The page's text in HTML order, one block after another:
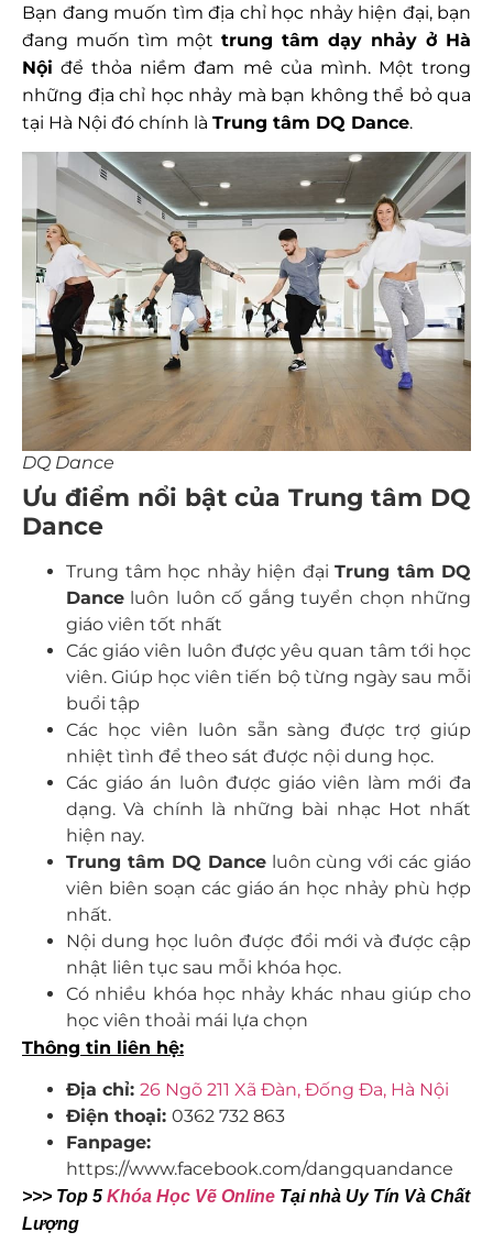
Bạn đang muốn tìm địa chỉ học nhảy hiện đại, bạn
đang muốn tìm một trung tâm dạy nhảy ở Hà
Nội để thỏa niềm đam mê của mình. Một trong
những địa chỉ học nhảy mà bạn không thể bỏ qua
tại Hà Nội đó chính là Trung tâm DQ Dance.
DQ Dance
Ưu điểm nổi bật của Trung tâm DQ
Dance
Trung tâm học nhảy hiện đại Trung tâm DQ
Dance luôn luôn cố gắng tuyển chọn những
giáo viên tốt nhất
Các giáo viên luôn được yêu quan tâm tới học
viên. Giúp học viên tiến bộ từng ngày sau mỗi
buổi tập
Các học viên luôn sẵn sàng được trợ giúp
nhiệt tình để theo sát được nội dung học.
Các giáo án luôn được giáo viên làm mới đa
dạng. Và chính là những bài nhạc Hot nhất
hiện nay.
Trung tâm DQ Danceluôn cùng với các giáo
viên biên soạn các giáo án học nhảy phù hợp
nhất.
Nội dung học luôn được đổi mới và được cập
nhật liên tục sau mỗi khóa học.
Có nhiều khóa học nhảy khác nhau giúp cho
học viên thoải mái lựa chọn
Thông tin liên hệ:
Địa chỉ: 26 Ngõ 211 Xã Đàn, Đống Đa, Hà Nội
Điện thoại: 0362 732 863
Fanpage:
https://www.facebook.com/dangquandance
>>> Top 5 Khóa Học Vẽ Online Tại nhà Uy Tín Và Chất
Lượng